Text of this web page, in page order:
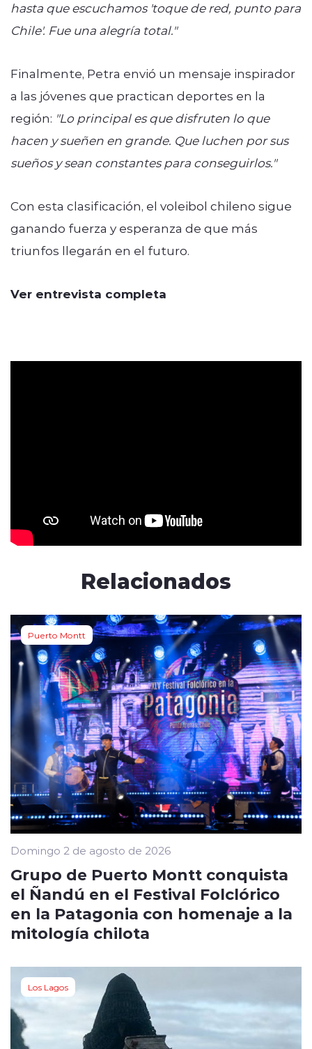
hasta que escuchamos 'toque de red, punto para
Chile'. Fue una alegría total."
Finalmente, Petra envió un mensaje inspirador
a las jóvenes que practican deportes en la
región: "Lo principal es que disfruten lo que
hacen y sueñen en grande. Que luchen por sus
sueños y sean constantes para conseguirlos."
Con esta clasificación, el voleibol chileno sigue
ganando fuerza y esperanza de que más
triunfos llegarán en el futuro.
Ver entrevista completa
Relacionados
Puerto Montt
Domingo 2 de agosto de 2026
Grupo de Puerto Montt conquista
el Ñandú en el Festival Folclórico
en la Patagonia con homenaje a la
mitología chilota
Los Lagos